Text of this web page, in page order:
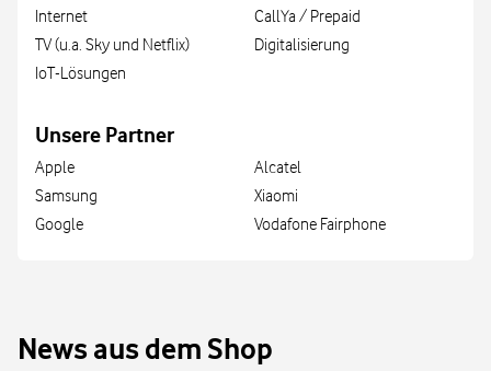
Internet
TV (u.a. Sky und Netflix)
IoT-Lösungen
CallYa / Prepaid
Digitalisierung
Unsere Partner
Apple
Samsung
Google
Alcatel
Xiaomi
Vodafone Fairphone
News aus dem Shop